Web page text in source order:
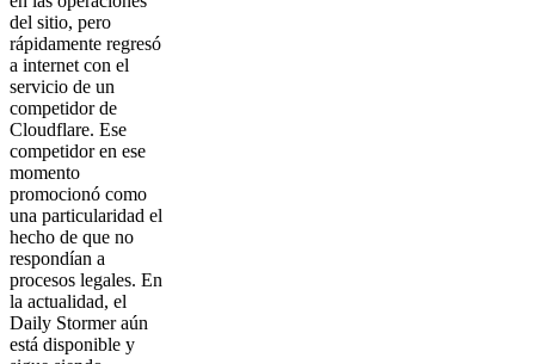
del sitio, pero
rápidamente regresó
a internet con el
servicio de un
competidor de
Cloudflare. Ese
competidor en ese
momento
promocionó como
una particularidad el
hecho de que no
respondían a
procesos legales. En
la actualidad, el
Daily Stormer aún
está disponible y